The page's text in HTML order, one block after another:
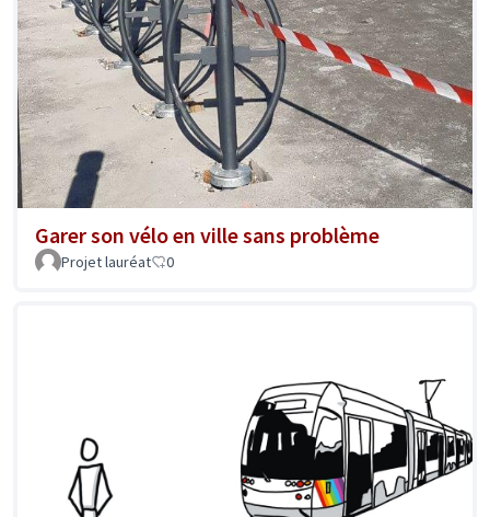
Garer son vélo en ville sans problème
Projet lauréat 0